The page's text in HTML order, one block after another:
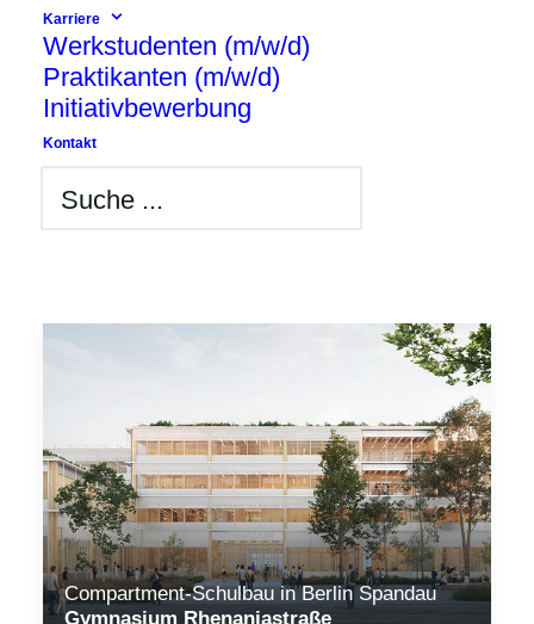
Karriere
Werkstudenten (m/w/d)
Praktikanten (m/w/d)
Initiativbewerbung
Kontakt
Forschungsbau für die Universität Potsdam
Potsdamer Institut für
Compartment-Schulbau in Berlin Spandau
Gymnasium Rhenaniastraße